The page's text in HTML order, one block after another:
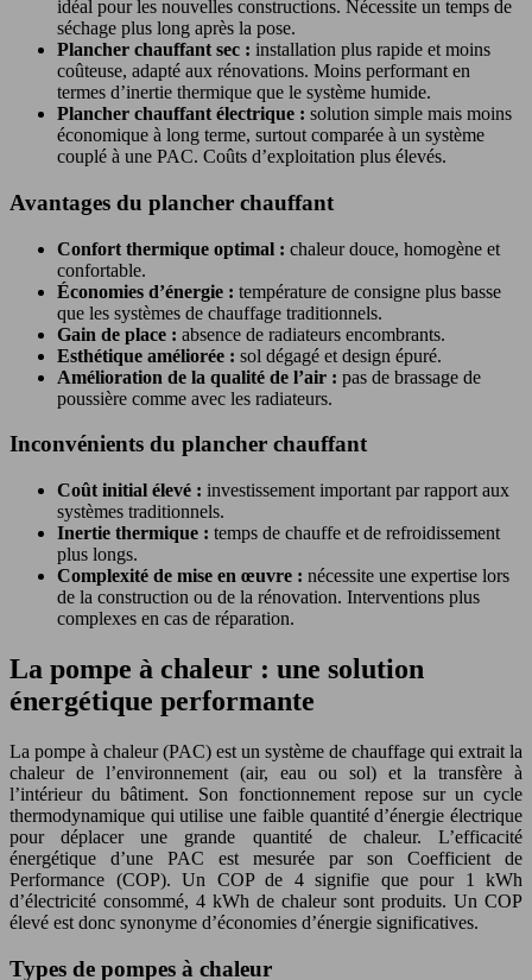
idéal pour les nouvelles constructions. Nécessite un temps de
séchage plus long après la pose.
Plancher chauffant sec : installation plus rapide et moins
coûteuse, adapté aux rénovations. Moins performant en
termes d’inertie thermique que le système humide.
Plancher chauffant électrique : solution simple mais moins
économique à long terme, surtout comparée à un système
couplé à une PAC. Coûts d’exploitation plus élevés.
Avantages du plancher chauffant
Confort thermique optimal : chaleur douce, homogène et
confortable.
Économies d’énergie : température de consigne plus basse
que les systèmes de chauffage traditionnels.
Gain de place : absence de radiateurs encombrants.
Esthétique améliorée : sol dégagé et design épuré.
Amélioration de la qualité de l’air : pas de brassage de
poussière comme avec les radiateurs.
Inconvénients du plancher chauffant
Coût initial élevé : investissement important par rapport aux
systèmes traditionnels.
Inertie thermique : temps de chauffe et de refroidissement
plus longs.
Complexité de mise en œuvre : nécessite une expertise lors
de la construction ou de la rénovation. Interventions plus
complexes en cas de réparation.
La pompe à chaleur : une solution
énergétique performante
La pompe à chaleur (PAC) est un système de chauffage qui extrait la
chaleur de l’environnement (air, eau ou sol) et la transfère à
l’intérieur du bâtiment. Son fonctionnement repose sur un cycle
thermodynamique qui utilise une faible quantité d’énergie électrique
pour déplacer une grande quantité de chaleur. L’efficacité
énergétique d’une PAC est mesurée par son Coefficient de
Performance (COP). Un COP de 4 signifie que pour 1 kWh
d’électricité consommé, 4 kWh de chaleur sont produits. Un COP
élevé est donc synonyme d’économies d’énergie significatives.
Types de pompes à chaleur